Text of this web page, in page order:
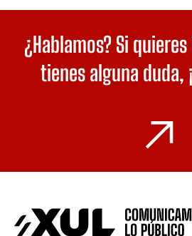
¿Hablamos? Si
tienes alguna duda,